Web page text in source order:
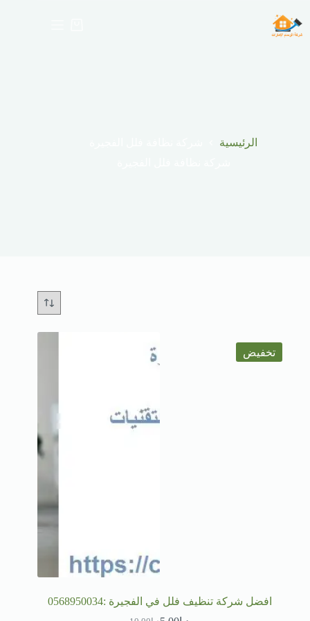
إلى
المحتوى
الرئيسية
تخفيض
افضل شركة تنظيف فلل في الفجيرة :0568950034